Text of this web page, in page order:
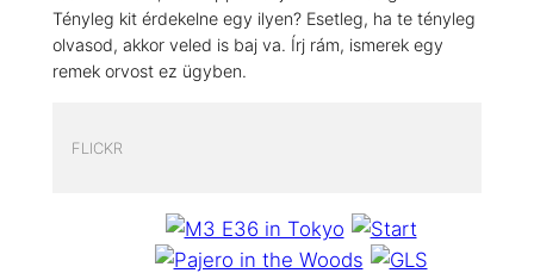
Tényleg kit érdekelne egy ilyen? Esetleg, ha te tényleg
olvasod, akkor veled is baj va. Írj rám, ismerek egy
remek orvost ez ügyben.
FLICKR